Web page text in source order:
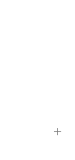
behandeling blijft
wordt zo nog